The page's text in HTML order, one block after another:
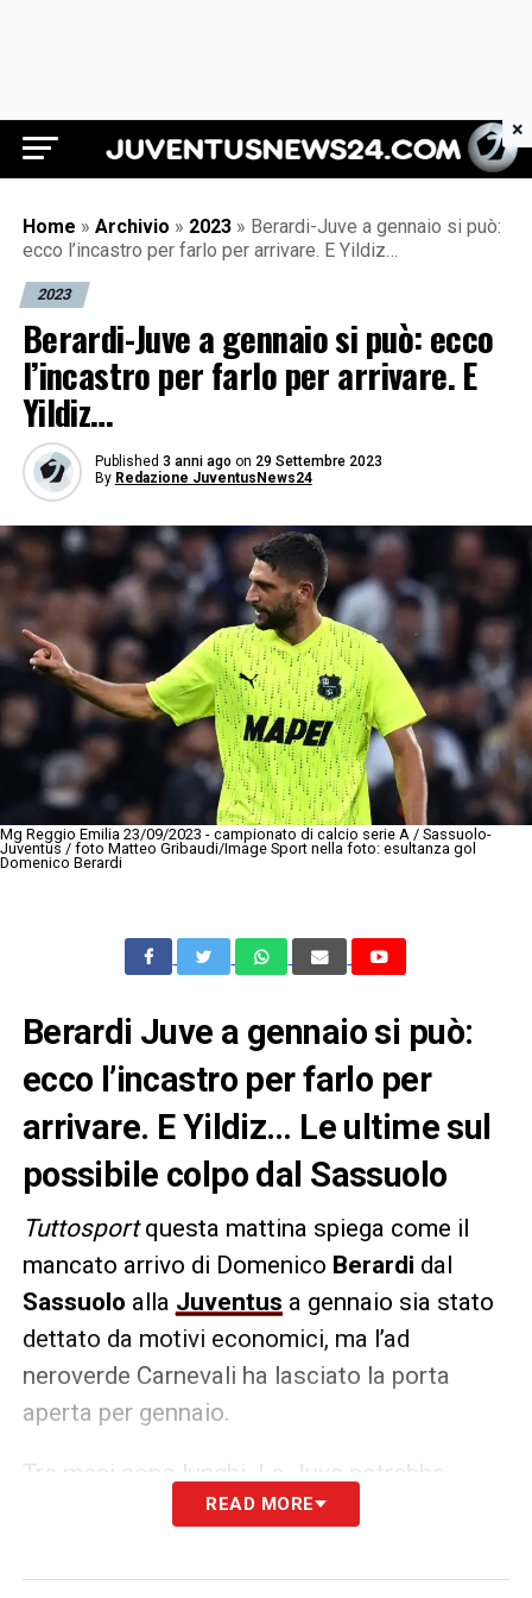
Juventus News 24
Home » Archivio » 2023 » Berardi-Juve a gennaio si può:
ecco l’incastro per farlo per arrivare. E Yildiz…
2023
Berardi-Juve a gennaio si può: ecco
l’incastro per farlo per arrivare. E
Yildiz…
Published 3 anni ago on 29 Settembre 2023
By Redazione JuventusNews24
Mg Reggio Emilia 23/09/2023 - campionato di calcio serie A / Sassuolo-
Juventus / foto Matteo Gribaudi/Image Sport nella foto: esultanza gol
Domenico Berardi
Berardi Juve a gennaio si può:
ecco l’incastro per farlo per
arrivare. E Yildiz… Le ultime sul
possibile colpo dal Sassuolo
Tuttosportquesta mattina spiega come il
mancato arrivo di Domenico Berardi dal
Sassuolo alla Juventus a gennaio sia stato
dettato da motivi economici, ma l’ad
neroverde Carnevali ha lasciato la porta
aperta per gennaio.
Tre mesi sono lunghi. La Juve potrebbe
anche scoprire di non aver più bisogno di
Yildiz. Oppure potrebbe trovarsi con30
READ MORE
×